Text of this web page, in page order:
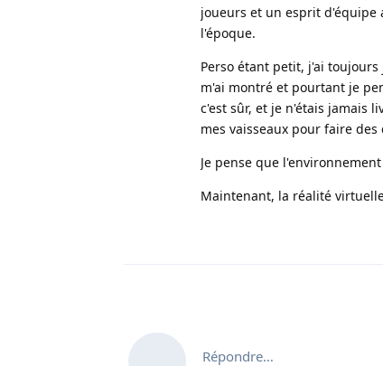
joueurs et un esprit d'équipe
l'époque.
Perso étant petit, j'ai
m'ai montré et pourtant je
c'est sûr, et je n'étais jamais
mes vaisseaux pour faire
Je pense que
Maintenant, la réalité
Répondre…